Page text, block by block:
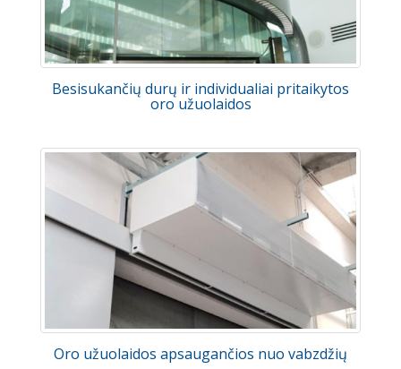
Besisukančių durų ir individualiai pritaikytos
oro užuolaidos
Oro užuolaidos apsaugančios nuo vabzdžių